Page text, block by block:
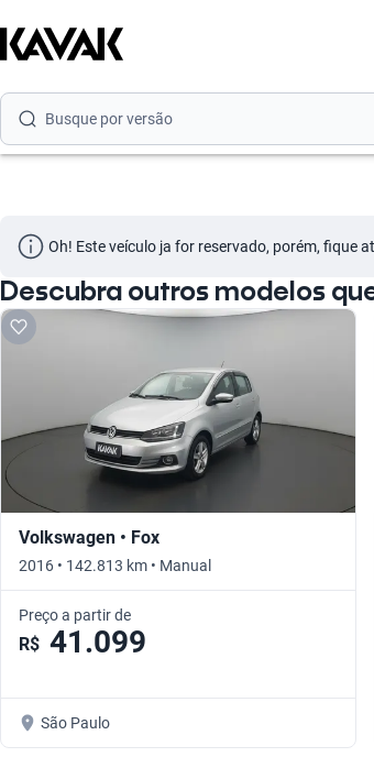
Busque por versão
Busque por versão
Oh! Este veículo ja for reservado, porém, fique
Descubra outros modelos
Volkswagen • Fox
2016 • 142.813 km • Manual
Preço a partir de
R$ 41.099
São Paulo